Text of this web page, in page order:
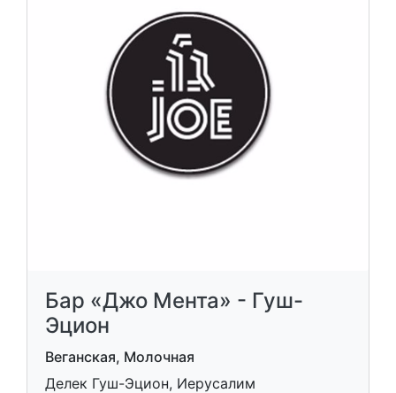
Бар «Джо Мента» - Гуш-
Эцион
Веганская, Молочная
Делек Гуш-Эцион, Иерусалим